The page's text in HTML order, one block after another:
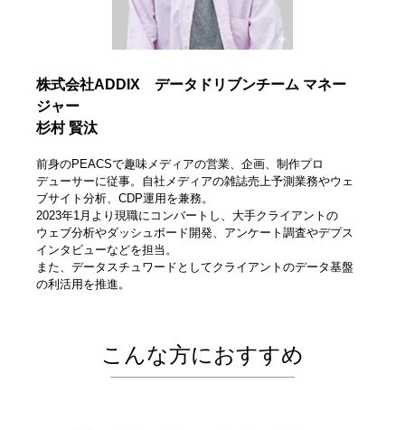
株式会社ADDIX データドリブンチーム マネー
ジャー
杉村 賢汰
前身のPEACSで趣味メディアの営業、企画、制作プロ
デューサーに従事。自社メディアの雑誌売上予測業務やウェ
ブサイト分析、CDP運用を兼務。
2023年1月より現職にコンバートし、大手クライアントの
ウェブ分析やダッシュボード開発、アンケート調査やデプス
インタビューなどを担当。
また、データスチュワードとしてクライアントのデータ基盤
の利活用を推進。
こんな方におすすめ